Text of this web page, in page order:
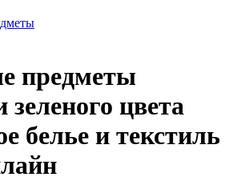
предметы
зеленого цвета
белье и текстиль